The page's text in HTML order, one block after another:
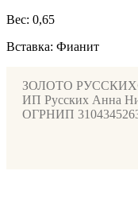
Вес: 0,65
Вставка: Фианит
ЗОЛОТО РУССКИХ©
ИП Русских Анна
ОГРНИП